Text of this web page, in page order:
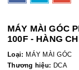
MÁY MÀI GÓC
100F - HÀNG
Loại: MÁY MÀI GÓC
Thương hiệu: DCA